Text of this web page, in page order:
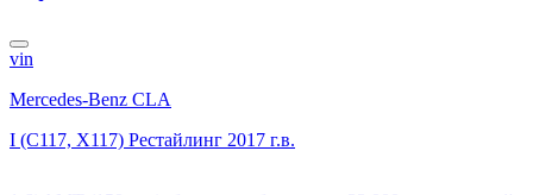
vin
Mercedes-Benz CLA
I (C117, X117) Рестайлинг 2017 г.в.